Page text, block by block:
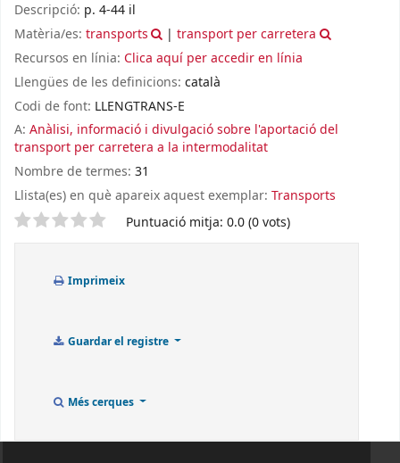
Descripció: p. 4-44 il
Matèria/es: transports |transport per carretera
Recursos en línia: Clica aquí per accedir en línia
Llengües de les definicions: català
Codi de font: LLENGTRANS-E
A: Anàlisi, informació i divulgació sobre l'aportació del
transport per carretera a la intermodalitat
Nombre de termes: 31
Llista(es) en què apareix aquest exemplar: Transports
Valoració Puntuació mitja: 0.0 (0 vots)
Imprimeix
Guardar el registre
Més cerques